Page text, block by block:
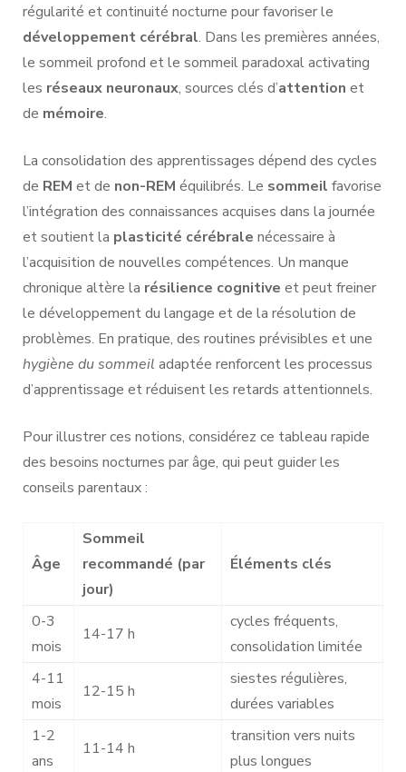
régularité et continuité nocturne pour favoriser le
développement cérébral. Dans les premières années,
le sommeil profond et le sommeil paradoxal activating
les réseaux neuronaux, sources clés d’attention et
de mémoire.
La consolidation des apprentissages dépend des cycles
de REM et de non-REM équilibrés. Le sommeil favorise
l’intégration des connaissances acquises dans la journée
et soutient la plasticité cérébrale nécessaire à
l’acquisition de nouvelles compétences. Un manque
chronique altère la résilience cognitive et peut freiner
le développement du langage et de la résolution de
problèmes. En pratique, des routines prévisibles et une
hygiène du sommeil adaptée renforcent les processus
d’apprentissage et réduisent les retards attentionnels.
Pour illustrer ces notions, considérez ce tableau rapide
des besoins nocturnes par âge, qui peut guider les
conseils parentaux :
Âge
Sommeil
recommandé (par
jour)
Éléments clés
0-3
mois
14-17 h
cycles fréquents,
consolidation limitée
4-11
mois
12-15 h
siestes régulières,
durées variables
1-2
ans
11-14 h
transition vers nuits
plus longues